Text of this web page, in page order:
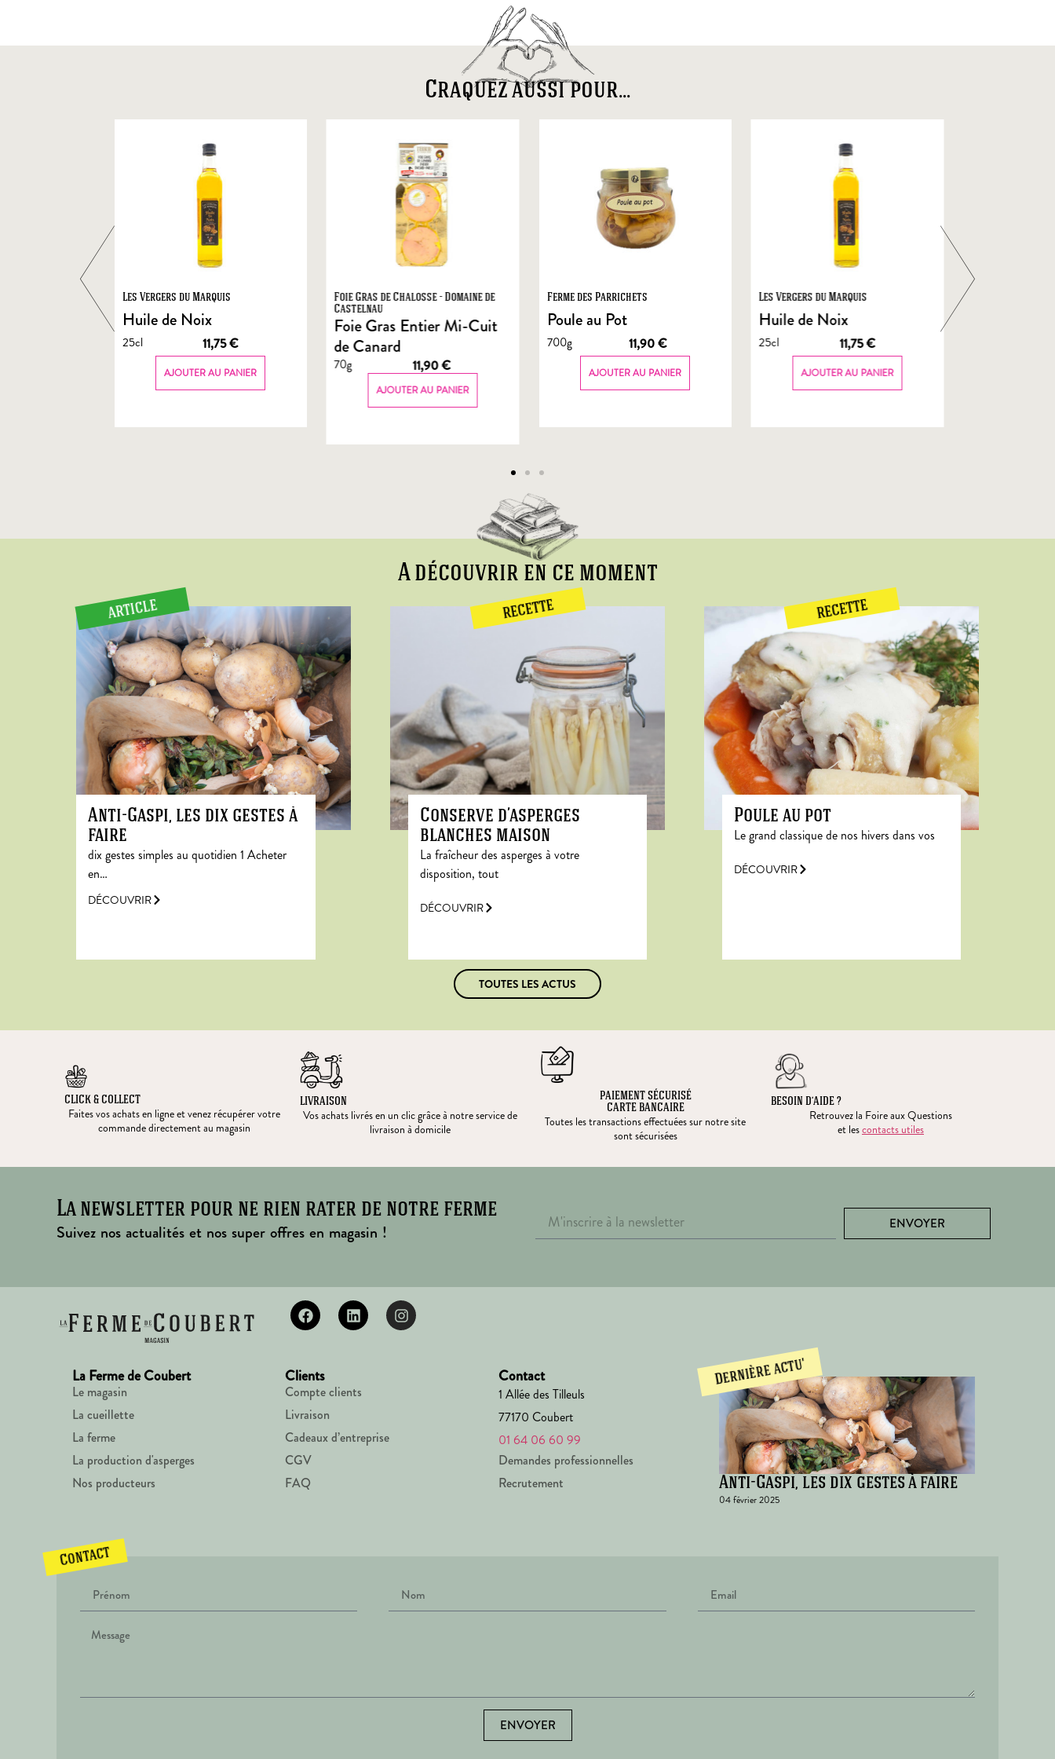
Craquez aussi pour...
Les Vergers du Marquis
Huile de Noix
25cl 11,75€
AJOUTER AU PANIER
Foie Gras de Chalosse - Domaine de
Castelnau
Foie Gras Entier Mi-Cuit
de Canard
70g 11,90€
AJOUTER AU PANIER
Ferme des Parrichets
Poule au Pot
700g 11,90€
AJOUTER AU PANIER
Les Vergers du Marquis
Huile de Noix
25cl 11,75€
AJOUTER AU PANIER
A découvrir en ce moment
ARTICLE
Anti-Gaspi, les dix gestes à
faire
dix gestes simples au quotidien 1 Acheter
en…
DÉCOUVRIR
RECETTE
Conserve d’asperges
blanches maison
La fraîcheur des asperges à votre
disposition, tout
DÉCOUVRIR
RECETTE
Poule au pot
Le grand classique de nos hivers dans vos
DÉCOUVRIR
TOUTES LES ACTUS
CLICK & COLLECT
Faites vos achats en ligne et venez récupérer votre
commande directement au magasin
LIVRAISON
Vos achats livrés en un clic grâce à notre service de
livraison à domicile
PAIEMENT SÉCURISÉ
CARTE BANCAIRE
Toutes les transactions effectuées sur notre site
sont sécurisées
BESOIN D’AIDE ?
Retrouvez la Foire aux Questions
et lescontacts utiles
La newsletter pour ne rien rater de notre ferme
Suivez nos actualités et nos super offres en magasin !
ENVOYER
La Ferme de Coubert
Le magasin
La cueillette
La ferme
La production d'asperges
Nos producteurs
Clients
Compte clients
Livraison
Cadeaux d’entreprise
CGV
FAQ
Contact
1 Allée des Tilleuls
77170 Coubert
01 64 06 60 99
Demandes professionnelles
Recrutement
Anti-Gaspi, les dix gestes à faire
04 février 2025
Dernière actu'
Contact
ENVOYER